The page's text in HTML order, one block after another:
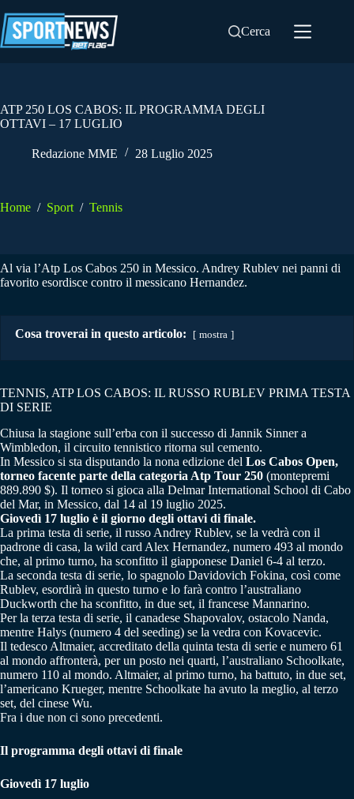
al
contenuto
Cerca
ATP 250 LOS CABOS: IL PROGRAMMA DEGLI
OTTAVI – 17 LUGLIO
Redazione MME 28 Luglio 2025
Home / Sport / Tennis
Al via l’Atp Los Cabos 250 in Messico. Andrey Rublev nei panni di
favorito esordisce contro il messicano Hernandez.
Cosa troverai in questo articolo: mostra
TENNIS, ATP LOS CABOS: IL RUSSO RUBLEV PRIMA TESTA
DI SERIE
Chiusa la stagione sull’erba con il successo di Jannik Sinner a
Wimbledon, il circuito tennistico ritorna sul cemento.
In Messico si sta disputando la nona edizione del Los Cabos Open,
torneo facente parte della categoria Atp Tour 250 (montepremi
889.890 $). Il torneo si gioca alla Delmar International School di Cabo
del Mar, in Messico, dal 14 al 19 luglio 2025.
Giovedì 17 luglio è il giorno degli ottavi di finale.
La prima testa di serie, il russo Andrey Rublev, se la vedrà con il
padrone di casa, la wild card Alex Hernandez, numero 493 al mondo
che, al primo turno, ha sconfitto il giapponese Daniel 6-4 al terzo.
La seconda testa di serie, lo spagnolo Davidovich Fokina, così come
Rublev, esordirà in questo turno e lo farà contro l’australiano
Duckworth che ha sconfitto, in due set, il francese Mannarino.
Per la terza testa di serie, il canadese Shapovalov, ostacolo Nanda,
mentre Halys (numero 4 del seeding) se la vedra con Kovacevic.
Il tedesco Altmaier, accreditato della quinta testa di serie e numero 61
al mondo affronterà, per un posto nei quarti, l’australiano Schoolkate,
numero 110 al mondo. Altmaier, al primo turno, ha battuto, in due set,
l’americano Krueger, mentre Schoolkate ha avuto la meglio, al terzo
set, del cinese Wu.
Fra i due non ci sono precedenti.
Il programma degli ottavi di finale
Giovedì 17 luglio